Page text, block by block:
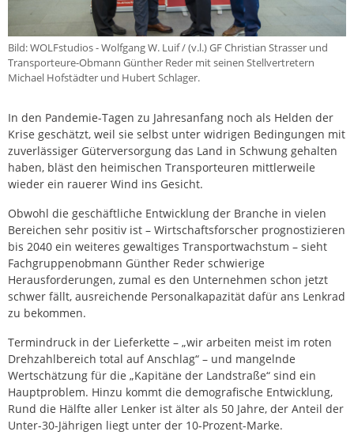
Bild: WOLFstudios - Wolfgang W. Luif / (v.l.) GF Christian Strasser und
Transporteure-Obmann Günther Reder mit seinen Stellvertretern
Michael Hofstädter und Hubert Schlager.
In den Pandemie-Tagen zu Jahresanfang noch als Helden der
Krise geschätzt, weil sie selbst unter widrigen Bedingungen mit
zuverlässiger Güterversorgung das Land in Schwung gehalten
haben, bläst den heimischen Transporteuren mittlerweile
wieder ein rauerer Wind ins Gesicht.
Obwohl die geschäftliche Entwicklung der Branche in vielen
Bereichen sehr positiv ist – Wirtschaftsforscher prognostizieren
bis 2040 ein weiteres gewaltiges Transportwachstum – sieht
Fachgruppenobmann Günther Reder schwierige
Herausforderungen, zumal es den Unternehmen schon jetzt
schwer fällt, ausreichende Personalkapazität dafür ans Lenkrad
zu bekommen.
Termindruck in der Lieferkette – „wir arbeiten meist im roten
Drehzahlbereich total auf Anschlag“ – und mangelnde
Wertschätzung für die „Kapitäne der Landstraße“ sind ein
Hauptproblem. Hinzu kommt die demografische Entwicklung,
Rund die Hälfte aller Lenker ist älter als 50 Jahre, der Anteil der
Unter-30-Jährigen liegt unter der 10-Prozent-Marke.